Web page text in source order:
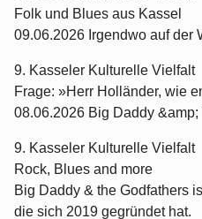
Folk und Blues aus Kassel
09.06.2026 Irgendwo auf der
9. Kasseler Kulturelle Vielfalt
Frage: »Herr Holländer, wie
08.06.2026 Big Daddy
9. Kasseler Kulturelle Vielfalt
Rock, Blues and more
Big Daddy & the Godfathers
die sich 2019 gegründet hat.